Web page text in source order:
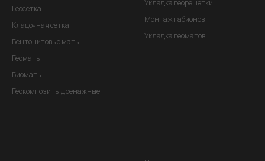
Геосетка
Кладочная сетка
Бентонитовые маты
Геоматы
Биоматы
Геокомпозиты дренажные
Укладка георешетки
Монтаж габионов
Укладка геоматов